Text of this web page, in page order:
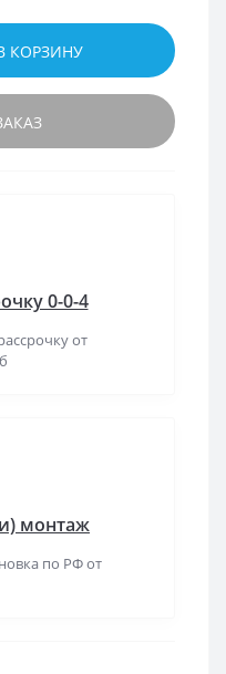
КОРЗИНУ
0-0-4
от
монтаж
по РФ от